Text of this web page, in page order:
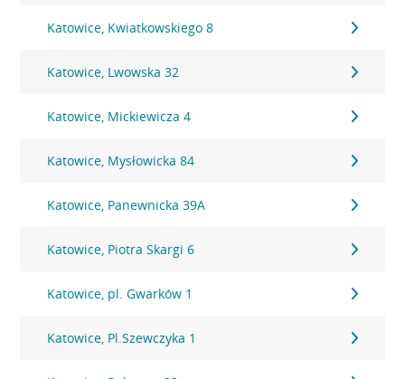
Katowice, Kwiatkowskiego 8
Katowice, Lwowska 32
Katowice, Mickiewicza 4
Katowice, Mysłowicka 84
Katowice, Panewnicka 39A
Katowice, Piotra Skargi 6
Katowice, pl. Gwarków 1
Katowice, Pl.Szewczyka 1